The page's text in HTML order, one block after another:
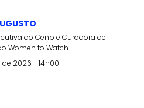
do Cenp e Curadora de
Women to Watch
2026 - 14h00